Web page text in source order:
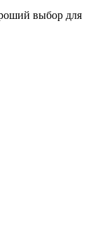
выбор для